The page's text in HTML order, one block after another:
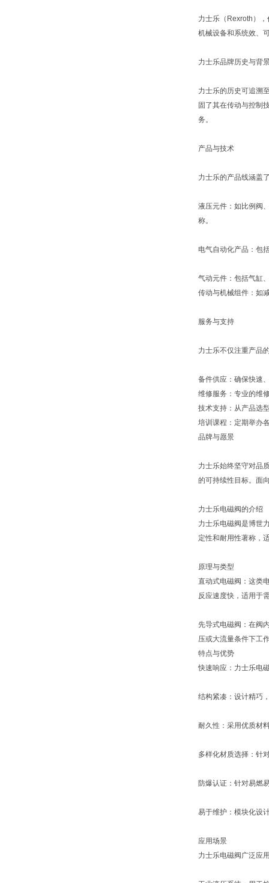
力士乐（Rexroth）
机械设备和系统效、
力士乐品牌历史与背
力士乐的历史可追溯
固了其在传动与控制
务。
产品与技术
力士乐的产品线涵盖
液压元件：如比例阀
称。
电气自动化产品：包
气动元件：包括气缸
传动与机械组件：如
服务与支持
力士乐不仅注重产品
备件供应：确保快速
维修服务：专业的维
技术支持：从产品选
培训课程：定期举办
品牌与愿景
力士乐始终坚守对品
的可持续性目标。面
力士乐电磁阀的介绍
力士乐电磁阀是博世
定性和耐用性著称，
原理与类型
直动式电磁阀：这类
反应速度快，适用于
先导式电磁阀：在阀
压或大流量条件下工
特点与优势
快速响应：力士乐电
结构紧凑：设计精巧
耐久性：采用优质材
多样化材质选择：针
防爆认证：针对易燃
易于维护：模块化设
应用场景
力士乐电磁阀广泛应